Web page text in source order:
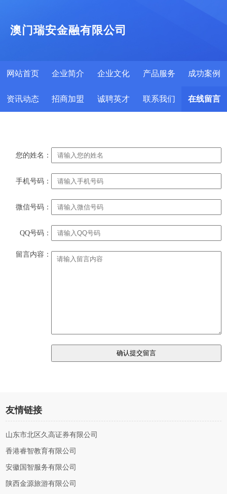
澳门瑞安金融有限公司
网站首页 企业简介 企业文化 产品服务 成功案例
资讯动态 招商加盟 诚聘英才 联系我们 在线留言
您的姓名：
手机号码：
微信号码：
QQ号码：
留言内容：
友情链接
山东市北区久高证券有限公司
香港睿智教育有限公司
安徽国智服务有限公司
陕西金源旅游有限公司